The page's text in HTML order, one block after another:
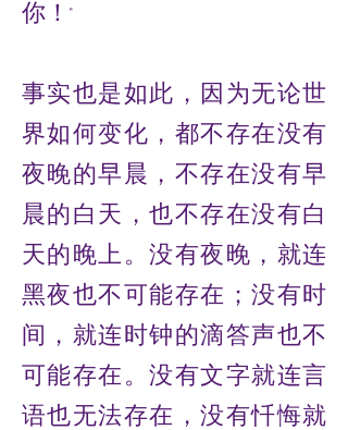
你！”
事实也是如此，因为无论世
界如何变化，都不存在没有
夜晚的早晨，不存在没有早
晨的白天，也不存在没有白
天的晚上。没有夜晚，就连
黑夜也不可能存在；没有时
间，就连时钟的滴答声也不
可能存在。没有文字就连言
语也无法存在，没有忏悔就